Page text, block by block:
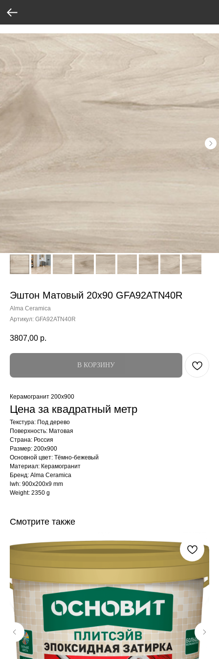
Эштон Матовый 20x90 GFA92ATN40R
Alma Ceramica
Артикул: GFA92ATN40R
3807,00 р.
В КОРЗИНУ
Керамогранит 200x900
Цена за квадратный метр
Текстура: Под дерево
Поверхность: Матовая
Страна: Россия
Размер: 200x900
Основной цвет: Тёмно-бежевый
Материал: Керамогранит
Бренд: Alma Ceramica
lwh: 900x200x9 mm
Weight: 2350 g
Смотрите также